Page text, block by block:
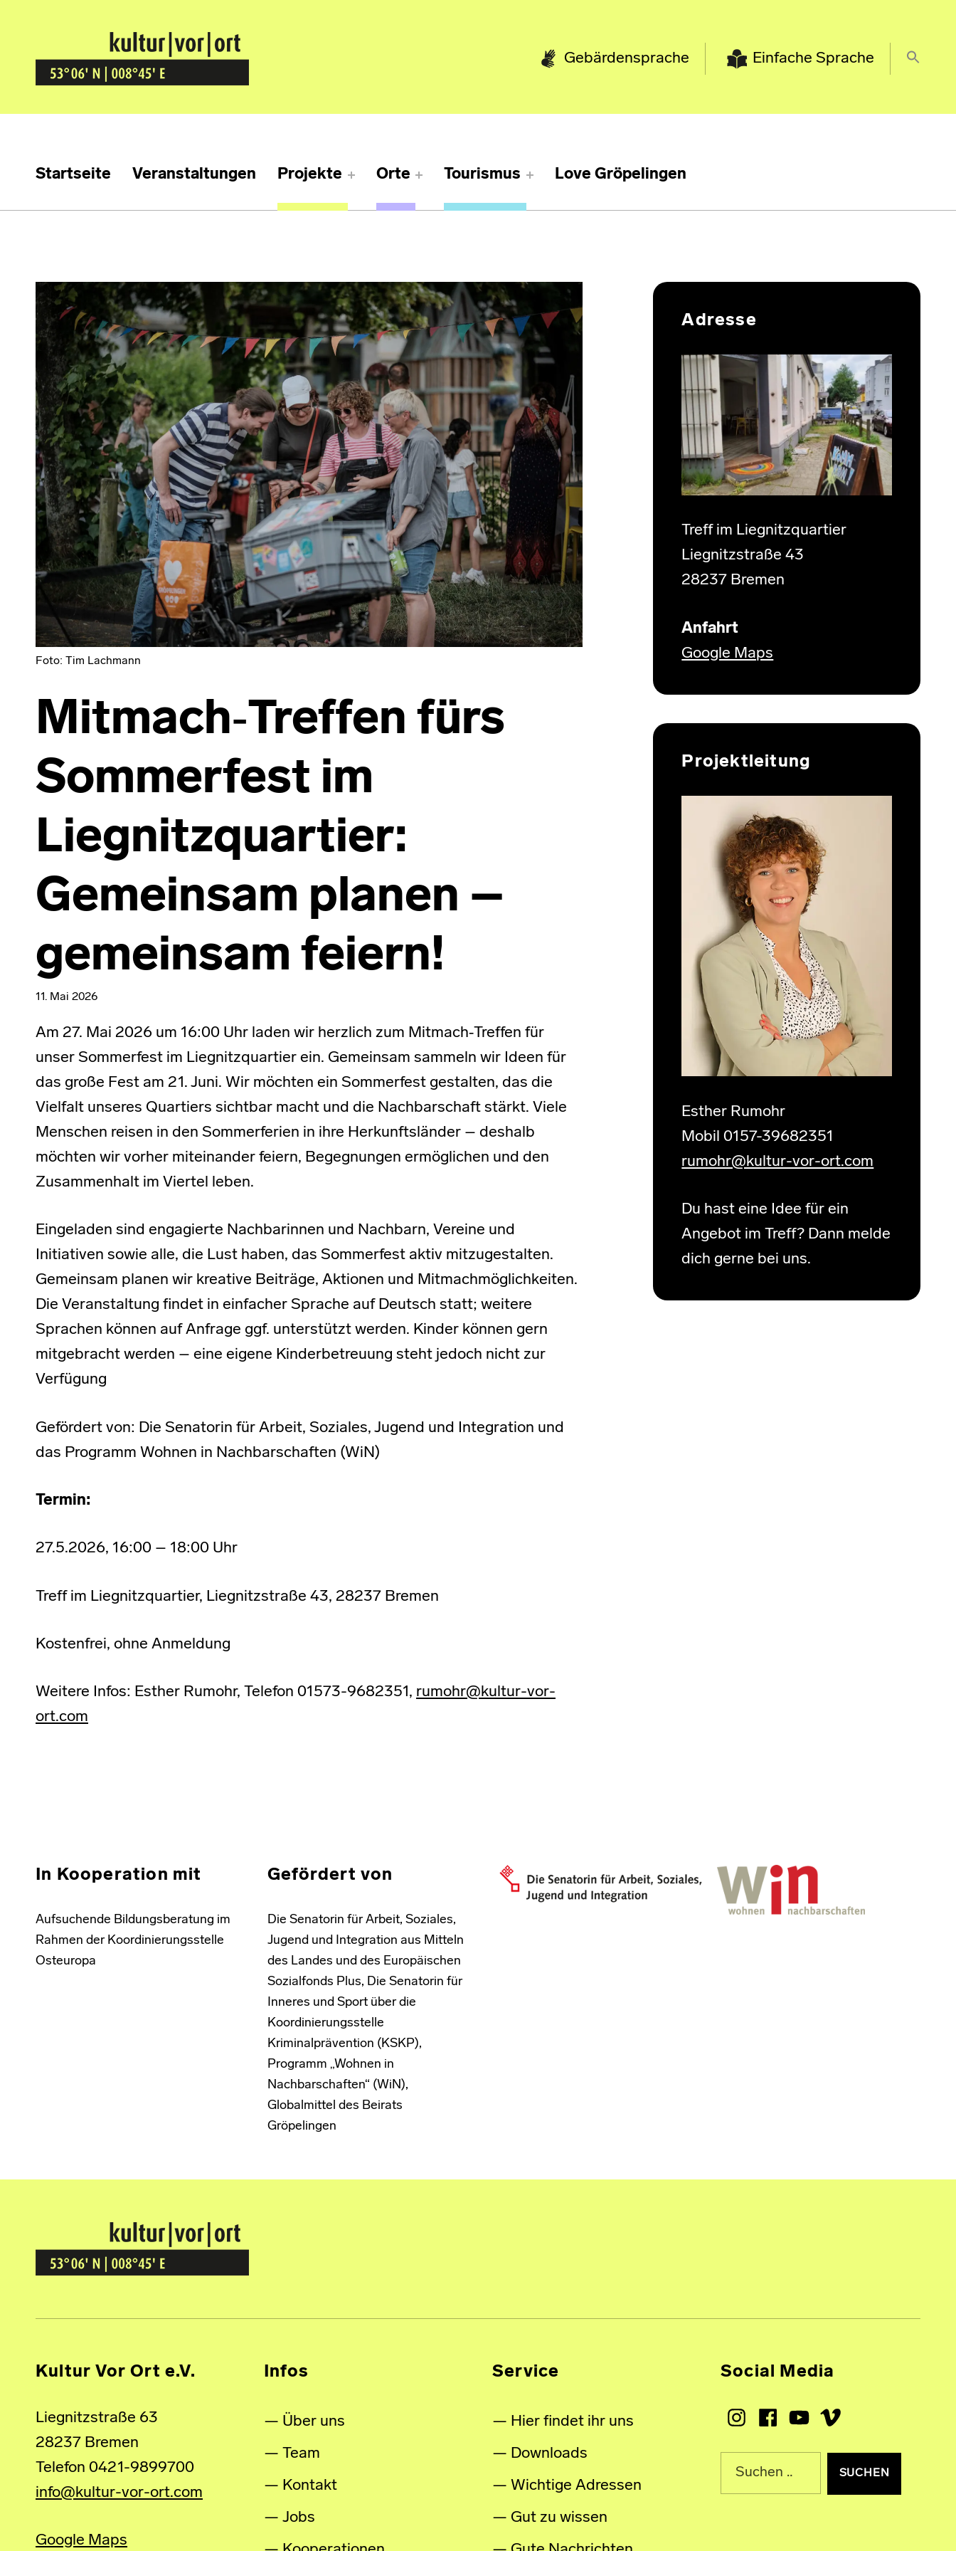
Kultur Vor Ort
BREMEN GRÖPELINGEN Gebärdensprache Einfache Sprache
Startseite Veranstaltungen Projekte Orte Tourismus Love Gröpelingen
Foto: Tim Lachmann
Mitmach‑Treffen fürs
Sommerfest im
Liegnitzquartier:
Gemeinsam planen –
gemeinsam feiern!
11. Mai 2026
Am 27. Mai 2026 um 16:00 Uhr laden wir herzlich zum Mitmach‑Treffen für
unser Sommerfest im Liegnitzquartier ein. Gemeinsam sammeln wir Ideen für
das große Fest am 21. Juni. Wir möchten ein Sommerfest gestalten, das die
Vielfalt unseres Quartiers sichtbar macht und die Nachbarschaft stärkt. Viele
Menschen reisen in den Sommerferien in ihre Herkunftsländer – deshalb
möchten wir vorher miteinander feiern, Begegnungen ermöglichen und den
Zusammenhalt im Viertel leben.
Eingeladen sind engagierte Nachbarinnen und Nachbarn, Vereine und
Initiativen sowie alle, die Lust haben, das Sommerfest aktiv mitzugestalten.
Gemeinsam planen wir kreative Beiträge, Aktionen und Mitmachmöglichkeiten.
Die Veranstaltung findet in einfacher Sprache auf Deutsch statt; weitere
Sprachen können auf Anfrage ggf. unterstützt werden. Kinder können gern
mitgebracht werden – eine eigene Kinderbetreuung steht jedoch nicht zur
Verfügung
Gefördert von: Die Senatorin für Arbeit, Soziales, Jugend und Integration und
das Programm Wohnen in Nachbarschaften (WiN)
Termin:
27.5.2026, 16:00 – 18:00 Uhr
Treff im Liegnitzquartier, Liegnitzstraße 43, 28237 Bremen
Kostenfrei, ohne Anmeldung
Weitere Infos: Esther Rumohr, Telefon 01573-9682351, rumohr@kultur-vor-
ort.com
Adresse
Treff im Liegnitzquartier
Liegnitzstraße 43
28237 Bremen
Anfahrt
Google Maps
Projektleitung
Esther Rumohr
Mobil 0157-39682351
rumohr@kultur-vor-ort.com
Du hast eine Idee für ein
Angebot im Treff? Dann melde
dich gerne bei uns.
In Kooperation mit
Aufsuchende Bildungsberatung im
Rahmen der Koordinierungsstelle
Osteuropa
Gefördert von
Die Senatorin für Arbeit, Soziales,
Jugend und Integration aus Mitteln
des Landes und des Europäischen
Sozialfonds Plus, Die Senatorin für
Inneres und Sport über die
Koordinierungsstelle
Kriminalprävention (KSKP),
Programm „Wohnen in
Nachbarschaften“ (WiN),
Globalmittel des Beirats
Gröpelingen
Kultur Vor Ort
BREMEN GRÖPELINGEN
Kultur Vor Ort e.V.
Liegnitzstraße 63
28237 Bremen
Telefon 0421-9899700
info@kultur-vor-ort.com
Google Maps
Infos
Über uns
Team
Kontakt
Jobs
Service
Hier findet ihr uns
Downloads
Wichtige Adressen
Gut zu wissen
Social Media
InstagramFacebookYoutubeVimeo
Suche nach: